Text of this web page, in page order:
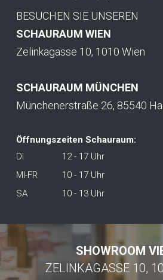
BESUCHEN SIE UNSEREN
SCHAURAUM WIEN
Zelinkagasse 10, 1010 Wien
SCHAURAUM MÜNCHEN
Münchenerstraße 26, 85540
Öffnungszeiten Schauraum:
DI
12 - 17 Uhr
MI-FR
10 - 17 Uhr
SA
10 - 13 Uhr
SHOWROOM
ZELINKAGASSE 10,